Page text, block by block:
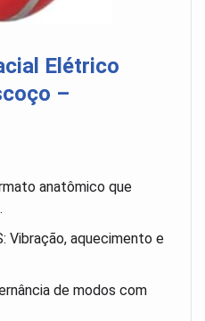
Elétrico
–
anatômico que
Vibração, aquecimento e
de modos com